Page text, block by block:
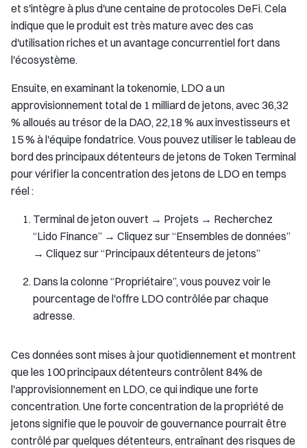
et s'intègre à plus d'une centaine de protocoles DeFi. Cela
indique que le produit est très mature avec des cas
d'utilisation riches et un avantage concurrentiel fort dans
l'écosystème.
Ensuite, en examinant la tokenomie, LDO a un
approvisionnement total de 1 milliard de jetons, avec 36,32
% alloués au trésor de la DAO, 22,18 % aux investisseurs et
15 % à l'équipe fondatrice. Vous pouvez utiliser le tableau de
bord des principaux détenteurs de jetons de Token Terminal
pour vérifier la concentration des jetons de LDO en temps
réel :
Terminal de jeton ouvert → Projets → Recherchez
“Lido Finance” → Cliquez sur “Ensembles de données”
→ Cliquez sur “Principaux détenteurs de jetons”
Dans la colonne “Propriétaire”, vous pouvez voir le
pourcentage de l'offre LDO contrôlée par chaque
adresse.
Ces données sont mises à jour quotidiennement et montrent
que les 100 principaux détenteurs contrôlent 84% de
l'approvisionnement en LDO, ce qui indique une forte
concentration. Une forte concentration de la propriété de
jetons signifie que le pouvoir de gouvernance pourrait être
contrôlé par quelques détenteurs, entraînant des risques de